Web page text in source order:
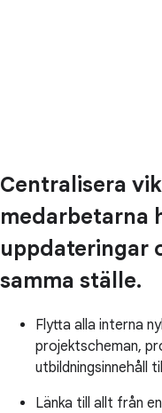
Centralisera
medarbetarna
uppdateringar
samma ställe.
Flytta alla interna
projektscheman,
utbildningsinnehåll
Länka till allt från